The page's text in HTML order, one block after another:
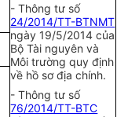
- Thông tư số
24/2014/TT-BTNMT
ngày 19/5/2014 của
Bộ Tài nguyên và
Môi trường quy định
về hồ sơ địa chính.
- Thông tư số
76/2014/TT-BTC